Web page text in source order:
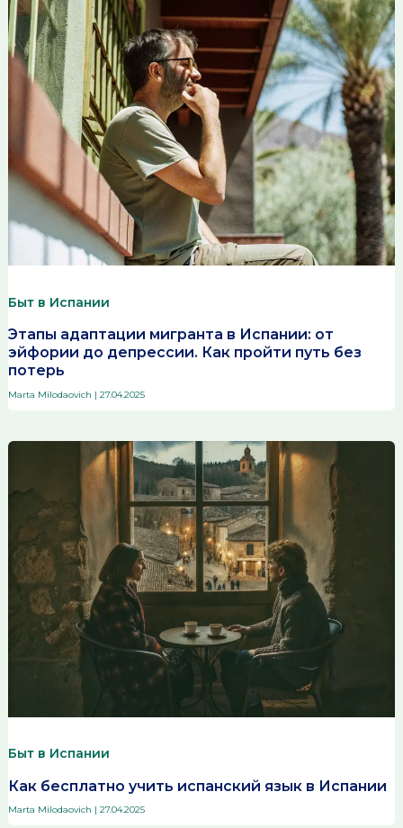
Быт в Испании
Этапы адаптации мигранта в Испании: от
эйфории до депрессии. Как пройти путь без
потерь
Marta Milodaovich |27.04.2025
Быт в Испании
Как бесплатно учить испанский язык в Испании
Marta Milodaovich |27.04.2025